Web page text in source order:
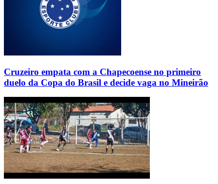
Cruzeiro empata com a Chapecoense no primeiro
duelo da Copa do Brasil e decide vaga no Mineirão